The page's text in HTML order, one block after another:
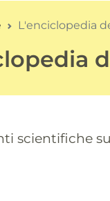
L'enciclopedia
scientifiche